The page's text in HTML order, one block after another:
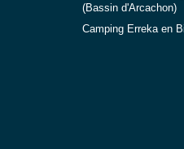
(Bassin d'Arcachon)
Camping Erreka en